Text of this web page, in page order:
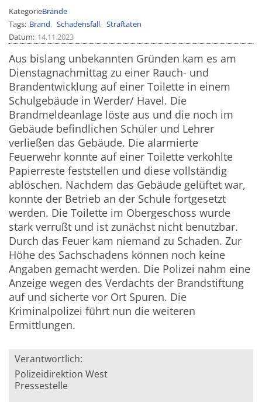
KategorieBrände
Tags Brand Schadensfall
Straftaten
Datum 14.11.2023
Aus bislang unbekannten Gründen kam es am
Dienstagnachmittag zu einer Rauch- und
Brandentwicklung auf einer Toilette in einem
Schulgebäude in Werder/ Havel. Die
Brandmeldeanlage löste aus und die noch im
Gebäude befindlichen Schüler und Lehrer
verließen das Gebäude. Die alarmierte
Feuerwehr konnte auf einer Toilette verkohlte
Papierreste feststellen und diese vollständig
ablöschen. Nachdem das Gebäude gelüftet war,
konnte der Betrieb an der Schule fortgesetzt
werden. Die Toilette im Obergeschoss wurde
stark verrußt und ist zunächst nicht benutzbar.
Durch das Feuer kam niemand zu Schaden. Zur
Höhe des Sachschadens können noch keine
Angaben gemacht werden. Die Polizei nahm eine
Anzeige wegen des Verdachts der Brandstiftung
auf und sicherte vor Ort Spuren. Die
Kriminalpolizei führt nun die weiteren
Ermittlungen.
Verantwortlich:
Polizeidirektion West
Pressestelle